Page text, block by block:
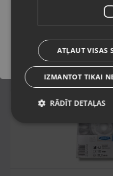
Stāvoklis Jauns (Garantija 24
€
ATĻAUT VISAS
IZMANTOT TIKAI
RĀDĪT DETAĻAS